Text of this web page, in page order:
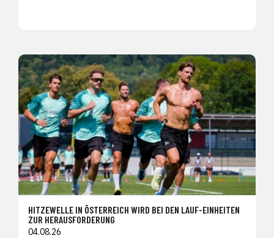
HITZEWELLE IN ÖSTERREICH WIRD BEI DEN LAUF-EINHEITEN
ZUR HERAUSFORDERUNG
04.08.26